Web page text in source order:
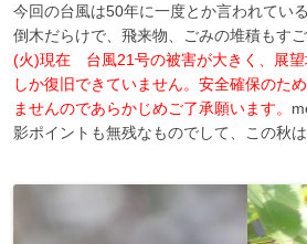
今回の台風は50年に一度とか言われてい
倒木だらけで、飛来物、ごみの堆積もすご
(火)現在 台風21号の被害が大きく、展望
しか復旧できていません。安全確保のた
ませんのであらかじめご了承願います。
影ポイントも無残なものでして、この秋